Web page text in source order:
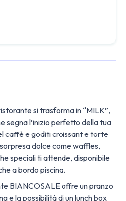
si trasforma in “MILK”,
segna l’inizio perfetto della tua
caffè e goditi croissant e torte
dolce come waffles,
speciali ti attende, disponibile
a bordo piscina.
BIANCOSALE offre un pranzo
e la possibilità di un lunch box